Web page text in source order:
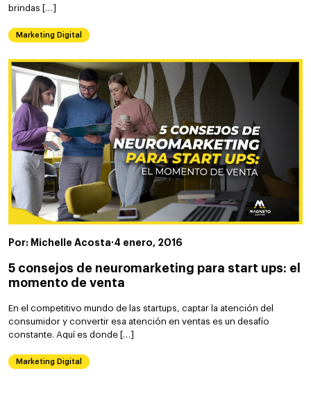
brindas […]
Marketing Digital
Por: Michelle Acosta·4 enero, 2016
5 consejos de neuromarketing para start ups: el
momento de venta
En el competitivo mundo de las startups, captar la atención del
consumidor y convertir esa atención en ventas es un desafío
constante. Aquí es donde […]
Marketing Digital